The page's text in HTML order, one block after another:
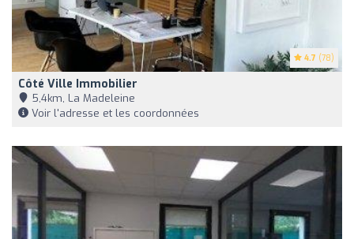
4.7 (78)
Côté Ville Immobilier
5,4km, La Madeleine
Voir l'adresse et les coordonnées